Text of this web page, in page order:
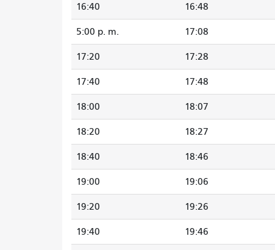
16:40 16:48
5:00 p. m. 17:08
17:20 17:28
17:40 17:48
18:00 18:07
18:20 18:27
18:40 18:46
19:00 19:06
19:20 19:26
19:40 19:46